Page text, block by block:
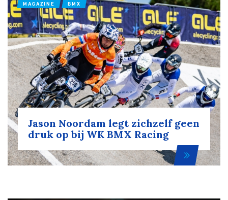
MAGAZINE BMX
Jason Noordam legt zichzelf geen
druk op bij WK BMX Racing